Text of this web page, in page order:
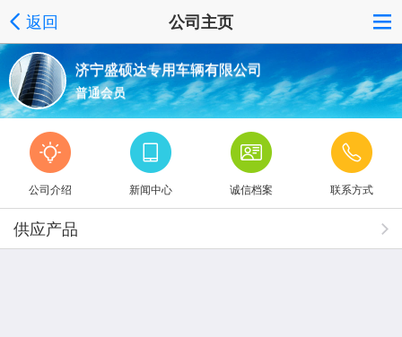
返回 公司主页
济宁盛硕达专用车辆有限公司
普通会员
公司介绍 新闻中心 诚信档案 联系方式
供应产品